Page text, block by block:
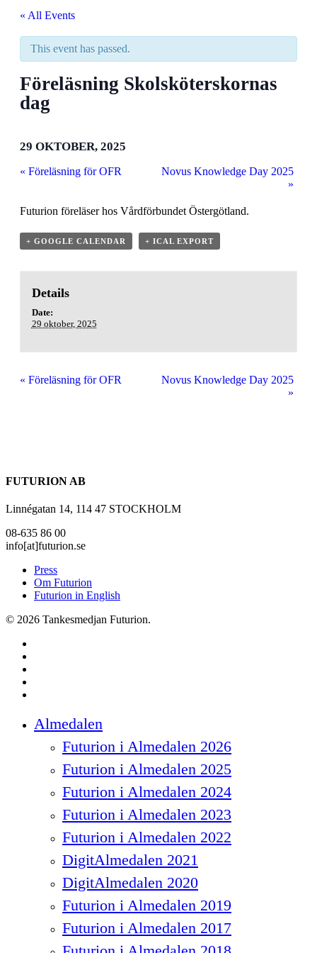
« All Events
This event has passed.
Föreläsning Skolsköterskornas
dag
29 OKTOBER, 2025
« Föreläsning för OFR
Novus Knowledge Day 2025
»
Futurion föreläser hos Vårdförbundet Östergötland.
+ GOOGLE CALENDAR + ICAL EXPORT
Details
Date:
29 oktober, 2025
« Föreläsning för OFR
Novus Knowledge Day 2025
»
FUTURION AB
Linnégatan 14, 114 47 STOCKHOLM
08-635 86 00
info[at]futurion.se
Press
Om Futurion
Futurion in English
© 2026 Tankesmedjan Futurion.
Menu
Almedalen
Futurion i Almedalen 2026
Futurion i Almedalen 2025
Futurion i Almedalen 2024
Futurion i Almedalen 2023
Futurion i Almedalen 2022
DigitAlmedalen 2021
DigitAlmedalen 2020
Futurion i Almedalen 2019
Futurion i Almedalen 2017